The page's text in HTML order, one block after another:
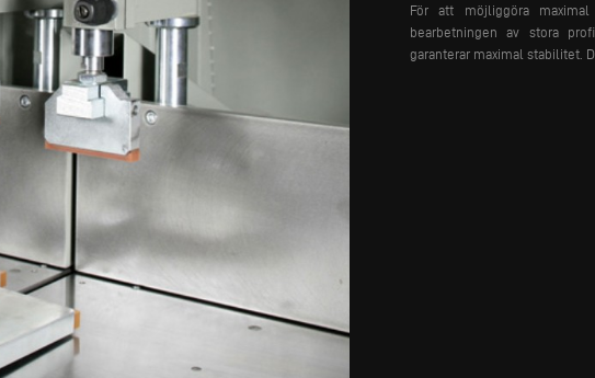
För att möjliggöra maximal
bearbetningen av stora
garanterar maximal stabilitet.